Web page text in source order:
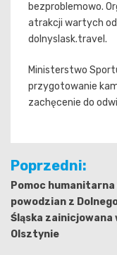
bezproblemowo.
atrakcji wartych
dolnyslask.travel.
Ministerstwo
przygotowanie
zachęcenie do
Nawigacja
wpisu
Poprzedni:
Pomoc humanitarna
powodzian z
Śląska zainicjowana
Olsztynie